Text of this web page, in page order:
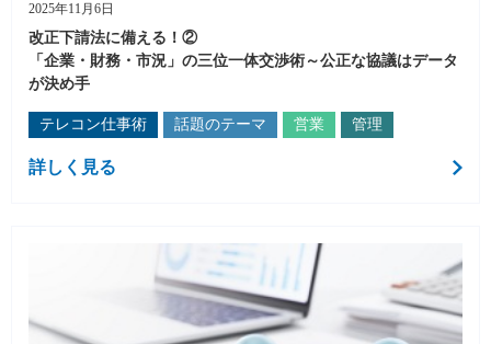
2025年11月6日
改正下請法に備える！②
「企業・財務・市況」の三位一体交渉術～公正な協議はデータ
が決め手
テレコン仕事術 話題のテーマ 営業 管理
詳しく見る